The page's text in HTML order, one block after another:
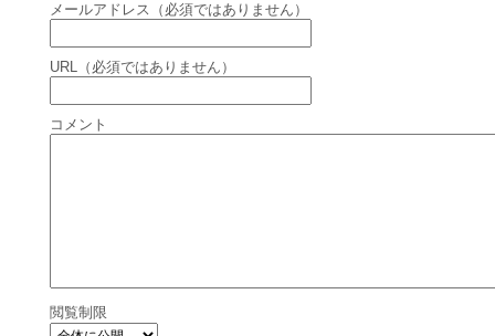
メールアドレス（必須ではありません）
URL（必須ではありません）
コメント
閲覧制限